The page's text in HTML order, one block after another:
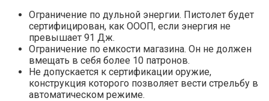
Ограничение по дульной энергии. Пистолет будет
сертифицирован, как ОООП, если энергия не
превышает 91 Дж.
Ограничение по емкости магазина. Он не должен
вмещать в себя более 10 патронов.
Не допускается к сертификации оружие,
конструкция которого позволяет вести стрельбу в
автоматическом режиме.